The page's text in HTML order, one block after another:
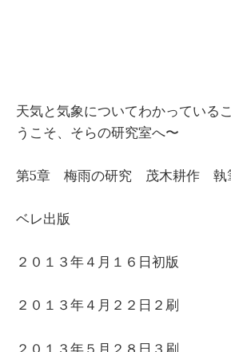
天気と気象についてわかっている
うこそ、そらの研究室へ〜
第5章 梅雨の研究 茂木耕作 執
ベレ出版
２０１３年４月１６日初版
２０１３年４月２２日２刷